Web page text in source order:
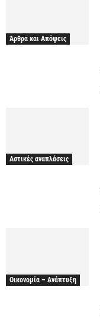
Άρθρα και Απόψεις
Αστικές αναπλάσεις
Οικονομία – Ανάπτυξη